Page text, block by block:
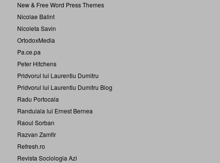
New & Free Word Press Themes
Nicolae Balint
Nicoleta Savin
OrtodoxMedia
Pa.ce.pa
Peter Hitchens
Pridvorul lui Laurentiu Dumitru
Pridvorul lui Laurentiu Dumitru Blog
Radu Portocala
Randuiala lui Ernest Bernea
Raoul Sorban
Razvan Zamfir
Refresh.ro
Revista Sociologia Azi